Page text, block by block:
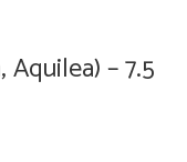
– 7.5